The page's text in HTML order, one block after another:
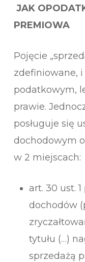
JAK
PREMIOWA
Pojęcie
zdefiniowane,
podatkowym,
prawie.
posługuje się
dochodowym
w 2 miejscach:
art. 30 ust. 1
dochodów
tytułu (…)
sprzedażą